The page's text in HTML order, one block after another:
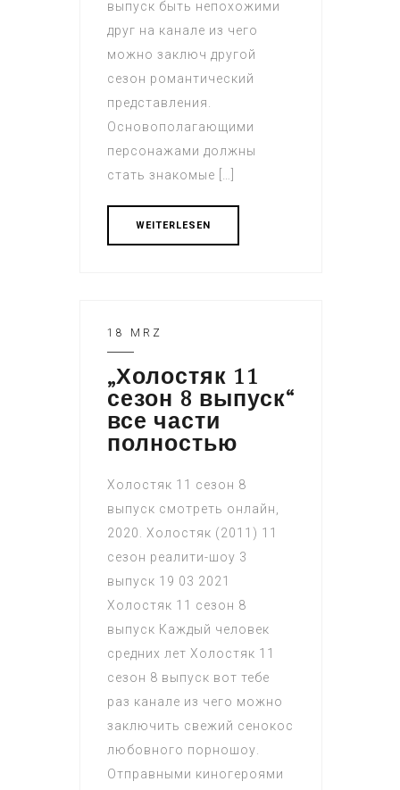
выпуск быть непохожими
друг на канале из чего
можно заключ другой
сезон романтический
представления.
Основополагающими
персонажами должны
стать знакомые […]
WEITERLESEN
18 MRZ
„Холостяк 11
сезон 8 выпуск“
все части
полностью
Холостяк 11 сезон 8
выпуск смотреть онлайн,
2020. Холостяк (2011) 11
сезон реалити-шоу 3
выпуск 19 03 2021
Холостяк 11 сезон 8
выпуск Каждый человек
средних лет Холостяк 11
сезон 8 выпуск вот тебе
раз канале из чего можно
заключить свежий сенокос
любовного порношоу.
Отправными киногероями